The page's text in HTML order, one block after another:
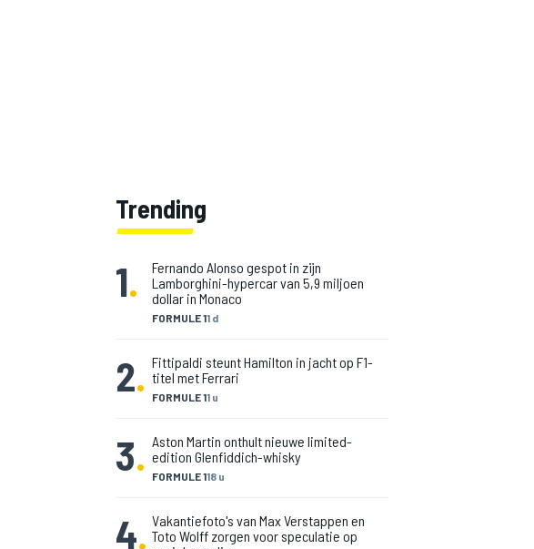
Trending
1.
FORMULE 11 d
Fernando Alonso gespot in zijn
Lamborghini-hypercar van 5,9 miljoen
dollar in Monaco
2. FORMULE 11 u
Fittipaldi steunt Hamilton in jacht op F1-
titel met Ferrari
3. FORMULE 118 u
Aston Martin onthult nieuwe limited-
edition Glenfiddich-whisky
4. Vakantiefoto's van Max Verstappen en
Toto Wolff zorgen voor speculatie op